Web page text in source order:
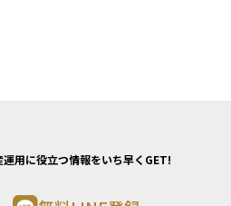
運用に役立つ情報をいち早くGET!